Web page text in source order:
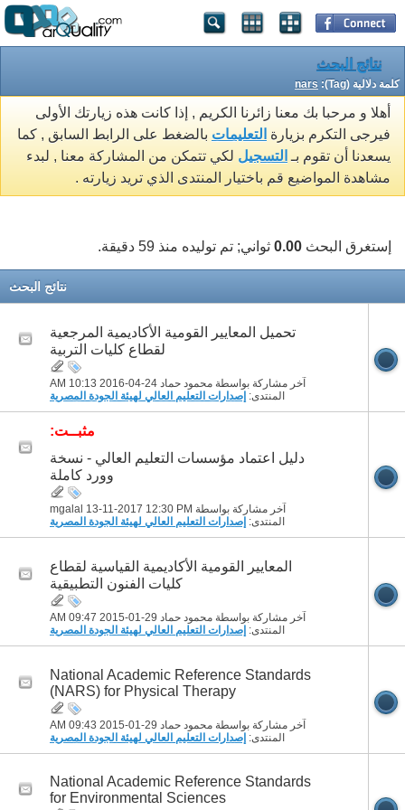
نتائج البحث
كلمة دلالية (Tag): nars
أهلا و مرحبا بك معنا زائرنا الكريم , إذا كانت هذه زيارتك الأولى
فيرجى التكرم بزيارة التعليمات بالضغط على الرابط السابق , كما
يسعدنا أن تقوم بـ التسجيل لكي تتمكن من المشاركة معنا , لبدء
مشاهدة المواضيع قم باختيار المنتدى الذي تريد زيارته .
إستغرق البحث 0.00 ثواني; تم توليده منذ 59 دقيقة.
نتائج البحث
تحميل المعايير القومية الأكاديمية المرجعية
لقطاع كليات التربية
آخر مشاركة بواسطة محمود حماد 24-04-2016
10:13 AM
المنتدى: إصدارات التعليم العالي لهيئة الجودة المصرية
مثبــت:
دليل اعتماد مؤسسات التعليم العالي - نسخة
وورد كاملة
آخر مشاركة بواسطة mgalal 13-11-2017 12:30 PM
المنتدى: إصدارات التعليم العالي لهيئة الجودة المصرية
المعايير القومية الأكاديمية القياسية لقطاع
كليات الفنون التطبيقية
آخر مشاركة بواسطة محمود حماد 29-01-2015
09:47 AM
المنتدى: إصدارات التعليم العالي لهيئة الجودة المصرية
National Academic Reference Standards
(NARS) for Physical Therapy
آخر مشاركة بواسطة محمود حماد 29-01-2015
09:43 AM
المنتدى: إصدارات التعليم العالي لهيئة الجودة المصرية
National Academic Reference Standards
for Environmental Sciences